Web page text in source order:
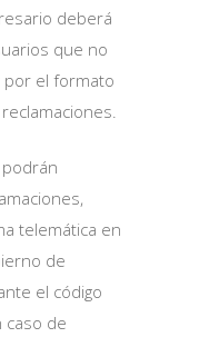
deberá
que no
el formato
telemática en
de
el código
caso de